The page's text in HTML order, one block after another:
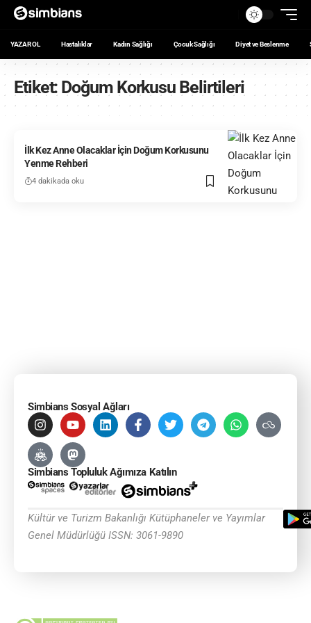
YAZAR OL Hastalıklar Kadın Sağlığı Çocuk Sağlığı Diyet ve Beslenme
Etiket: Doğum Korkusu Belirtileri
İlk Kez Anne Olacaklar İçin Doğum Korkusunu
Yenme Rehberi
4 dakikada oku
Simbians Sosyal Ağları
Simbians Topluluk Ağımıza Katılın
Kültür ve Turizm Bakanlığı Kütüphaneler ve Yayımlar
Genel Müdürlüğü ISSN: 3061-9890